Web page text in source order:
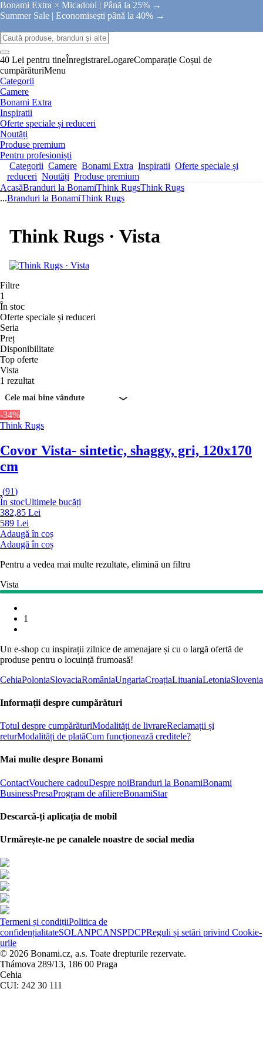
Bonami Extra × Micadoni | Până la 25% →
Summer Sale | Economisești până la 40% →
40 Lei pentru tineÎnregistrareLogareComparație Coșul de
cumpărăturiMenu
Categorii
Camere
Bonami Extra
Inspiratii
Oferte speciale și reduceri
Noutăți
Produse premium
Pentru profesioniști
Categorii Camere Bonami Extra Inspiratii Oferte speciale și
reduceri Noutăți Produse premium
AcasăBranduri la BonamiThink RugsThink Rugs
...Branduri la BonamiThink Rugs
Think Rugs · Vista
Filtre
1
În stoc
Oferte speciale și reduceri
Seria
Preț
Disponibilitate
Top oferte
Vista
1 rezultat
Cele mai bine vândute
-34%
Think Rugs
Covor Vista- sintetic, shaggy, gri, 120x170
cm
(91)
În stocUltimele bucăți
382,85 Lei
589 Lei
Adaugă în coș
Adaugă în coș
Pentru a vedea mai multe rezultate, elimină un filtru
Vista
1
Un e-shop cu inspirații zilnice de amenajare și cu o largă ofertă de
produse pentru o locuință frumoasă!
CehiaPoloniaSlovaciaRomâniaUngariaCroațiaLituaniaLetoniaSlovenia
Informații despre cumpărături
Totul despre cumpărăturiModalități de livrareReclamații și
returModalități de platăCum funcționează creditele?
Mai multe despre Bonami
ContactVouchere cadouDespre noiBranduri la BonamiBonami
BusinessPresaProgram de afiliereBonamiStar
Descarcă-ți aplicația de mobil
Urmărește-ne pe canalele noastre de social media
Termeni și condițiiPolitica de
confidențialitateSOLANPCANSPDCPReguli și setări privind Cookie-
urile
© 2026 Bonami.cz, a.s. Toate drepturile rezervate.
Thámova 289/13, 186 00 Praga
Cehia
CUI: 242 30 111